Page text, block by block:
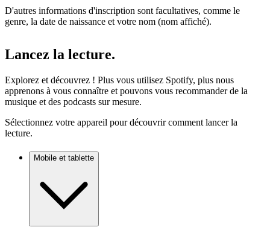
D'autres informations d'inscription sont facultatives, comme le
genre, la date de naissance et votre nom (nom affiché).
Lancez la lecture.
Explorez et découvrez ! Plus vous utilisez Spotify, plus nous
apprenons à vous connaître et pouvons vous recommander de la
musique et des podcasts sur mesure.
Sélectionnez votre appareil pour découvrir comment lancer la
lecture.
Mobile et tablette